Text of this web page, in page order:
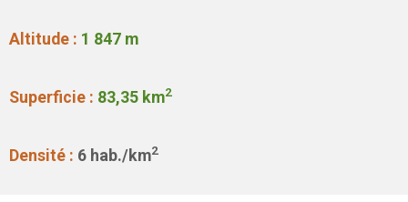
Altitude : 1 847 m
Superficie : 83,35 km2
Densité : 6 hab./km2